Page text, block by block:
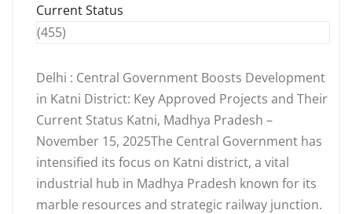
Current Status
(455)
Delhi : Central Government Boosts Development
in Katni District: Key Approved Projects and Their
Current Status Katni, Madhya Pradesh –
November 15, 2025The Central Government has
intensified its focus on Katni district, a vital
industrial hub in Madhya Pradesh known for its
marble resources and strategic railway junction.